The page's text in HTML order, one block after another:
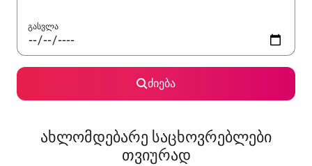
გასვლა
ძიება
ახლომდებარე საცხოვრებლები
თვიურად